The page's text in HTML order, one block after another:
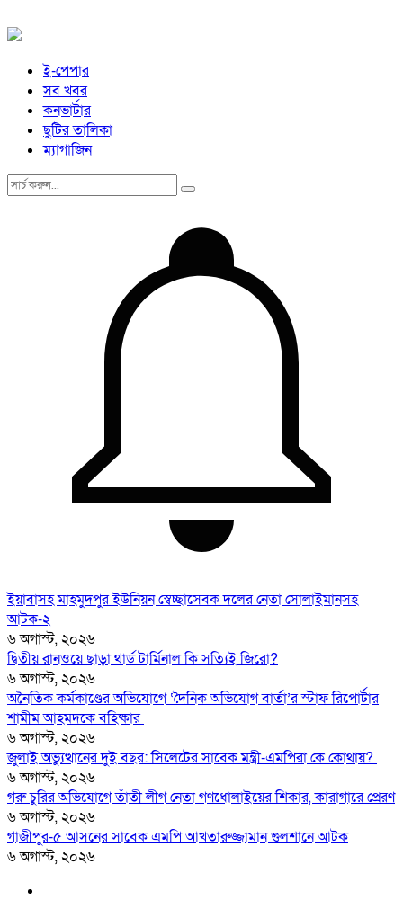
ই-পেপার
সব খবর
কনভার্টার
ছুটির তালিকা
ম্যাগাজিন
ইয়াবাসহ মাহমুদপুর ইউনিয়ন স্বেচ্ছাসেবক দলের নেতা সোলাইমানসহ
আটক-২
৬ অগাস্ট, ২০২৬
দ্বিতীয় রানওয়ে ছাড়া থার্ড টার্মিনাল কি সত্যিই জিরো?
৬ অগাস্ট, ২০২৬
অনৈতিক কর্মকাণ্ডের অভিযোগে ‘দৈনিক অভিযোগ বার্তা’র স্টাফ রিপোর্টার
শামীম আহমদকে বহিষ্কার
৬ অগাস্ট, ২০২৬
জুলাই অভ্যুত্থানের দুই বছর: সিলেটের সাবেক মন্ত্রী-এমপিরা কে কোথায়? ​
৬ অগাস্ট, ২০২৬
গরু চুরির অভিযোগে তাঁতী লীগ নেতা গণধোলাইয়ের শিকার, কারাগারে প্রেরণ
৬ অগাস্ট, ২০২৬
গাজীপুর-৫ আসনের সাবেক এমপি আখতারুজ্জামান গুলশানে আটক
৬ অগাস্ট, ২০২৬